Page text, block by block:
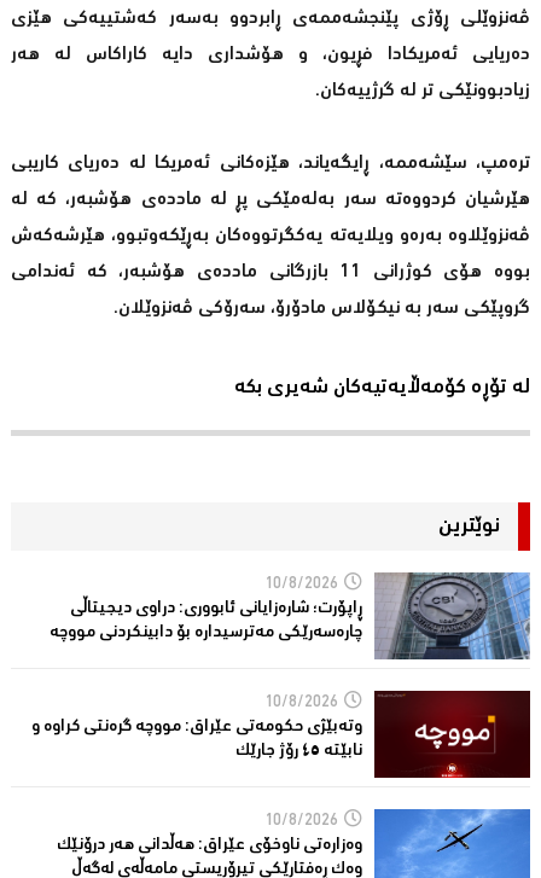
ڤەنزوێلی ڕۆژی پێنجشەممەی ڕابردوو بەسەر كەشتییەكی هێزی
دەریایی ئەمریكادا فڕیون، و هۆشداری دایە كاراكاس لە هەر
زیادبوونێكی تر لە گرژییەكان.
ترەمپ، سێشەممە، ڕایگەیاند، هێزەكانی ئەمریكا لە دەریای كاریبی
هێرشیان كردووەتە سەر بەلەمێكی پڕ لە ماددەی هۆشبەر، كە لە
ڤەنزوێلاوە بەرەو ویلایەتە یەكگرتووەكان بەڕێكەوتبوو، هێرشەکەش
بووە هۆی كوژرانی 11 بازرگانی ماددەی هۆشبەر، کە ئەندامی
گروپێكی سەر بە نیكۆلاس مادۆرۆ، سەرۆكی ڤەنزوێلان.
لە تۆڕە کۆمەڵایەتیەکان شەیری بکە
نوێترین
10/8/2026
ڕاپۆرت؛ شاره‌زایانی ئابووری: دراوی دیجیتاڵی
چاره‌سه‌رێكی مه‌ترسیداره‌ بۆ دابینكردنی مووچه‌
10/8/2026
وتەبێژی حکومەتی عێراق: مووچە گرەنتی کراوە و
نابێتە ٤٥ رۆژ جارێک
10/8/2026
وەزارەتی ناوخۆی عێراق: هەڵدانی هەر درۆنێک
وەک ڕەفتارێکی تیرۆریستی مامەڵەی لەگەڵ